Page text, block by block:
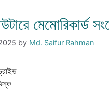
মেমোরিকার্ড
by Md. Saifur Rahman